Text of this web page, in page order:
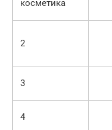
косметика
2
3
4